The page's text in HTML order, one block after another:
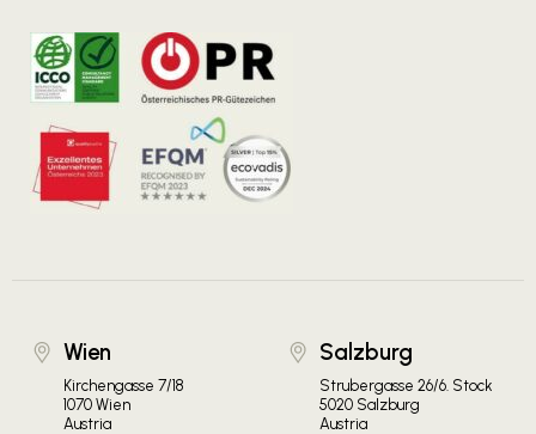
Wien
Kirchengasse 7/18
1070 Wien
Austria
Salzburg
Strubergasse 26/6. Stock
5020 Salzburg
Austria